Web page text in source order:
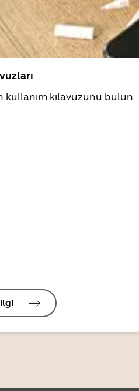
kılavuzunu bulun